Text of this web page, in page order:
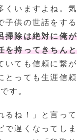
くいますよね。気
子供の世話をする
掃除は絶対に俺が
を持ってきちんと
いても信頼に繋が
とっても生涯信頼
す。
るね！」と言って
で遅くなってしま